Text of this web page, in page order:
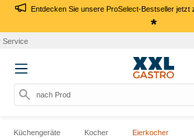
Entdecken Sie unsere ProSelect-Bestseller jetzt
*
nach Produkt,
Küchengeräte Kocher Eierkocher